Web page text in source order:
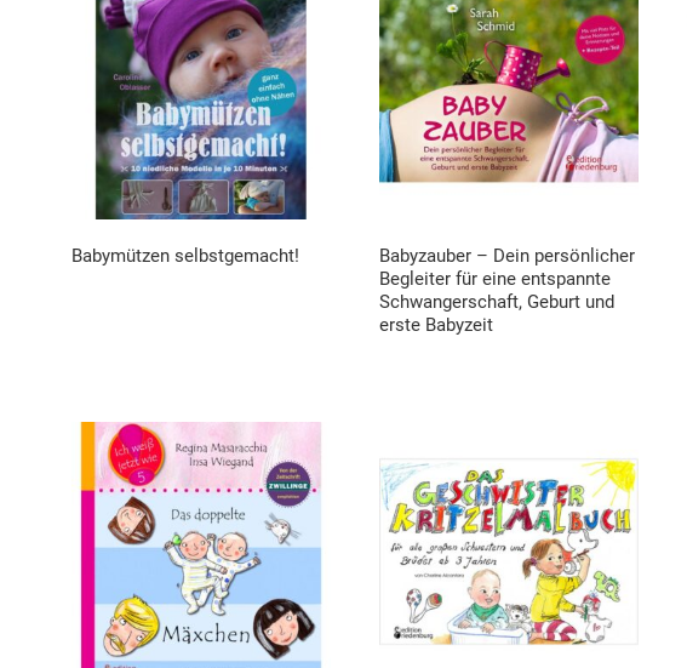
Babymützen selbstgemacht!
Babyzauber – Dein persönlicher
Begleiter für eine entspannte
Schwangerschaft, Geburt und
erste Babyzeit